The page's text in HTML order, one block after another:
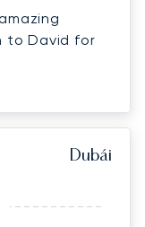
to David for
Dubái